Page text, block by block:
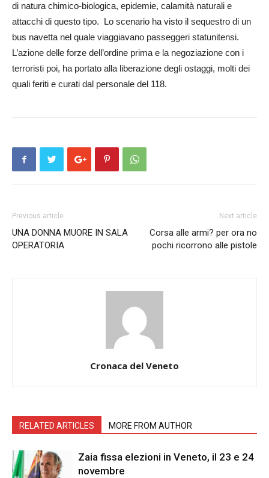
di natura chimico-biologica, epidemie, calamità naturali e
attacchi di questo tipo. Lo scenario ha visto il sequestro di un
bus navetta nel quale viaggiavano passeggeri statunitensi.
L’azione delle forze dell’ordine prima e la negoziazione con i
terroristi poi, ha portato alla liberazione degli ostaggi, molti dei
quali feriti e curati dal personale del 118.
Previous article
UNA DONNA MUORE IN SALA
OPERATORIA
Next article
Corsa alle armi? per ora no
pochi ricorrono alle pistole
Cronaca del Veneto
RELATED ARTICLES MORE FROM AUTHOR
Zaia fissa elezioni in Veneto, il 23 e 24
novembre